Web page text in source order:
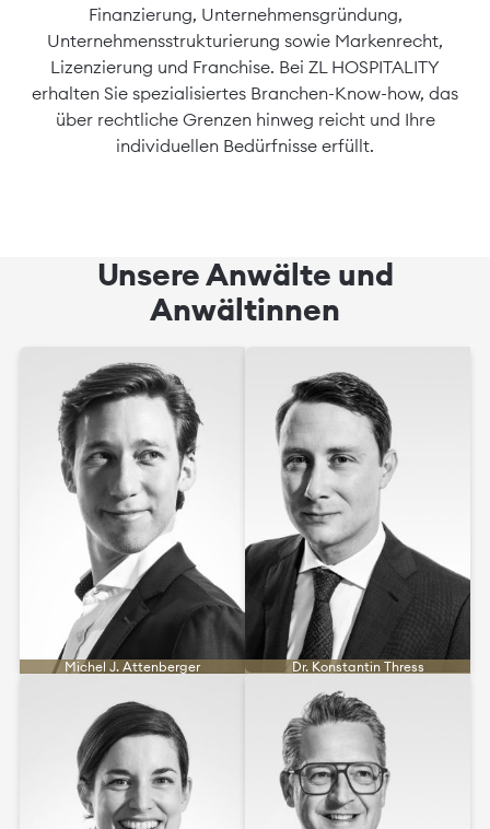
Finanzierung, Unternehmensgründung,
Unternehmensstrukturierung sowie Markenrecht,
Lizenzierung und Franchise. Bei ZL HOSPITALITY
erhalten Sie spezialisiertes Branchen-Know-how, das
über rechtliche Grenzen hinweg reicht und Ihre
individuellen Bedürfnisse erfüllt.
Unsere Anwälte und
Anwältinnen
Michel J. Attenberger Dr. Konstantin Thress